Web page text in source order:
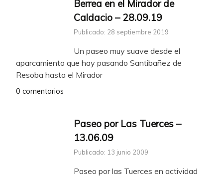
Berrea en el Mirador de
Caldacio – 28.09.19
Publicado: 28 septiembre 2019
Un paseo muy suave desde el
aparcamiento que hay pasando Santibañez de
Resoba hasta el Mirador
0 comentarios
Paseo por Las Tuerces –
13.06.09
Publicado: 13 junio 2009
Paseo por las Tuerces en actividad